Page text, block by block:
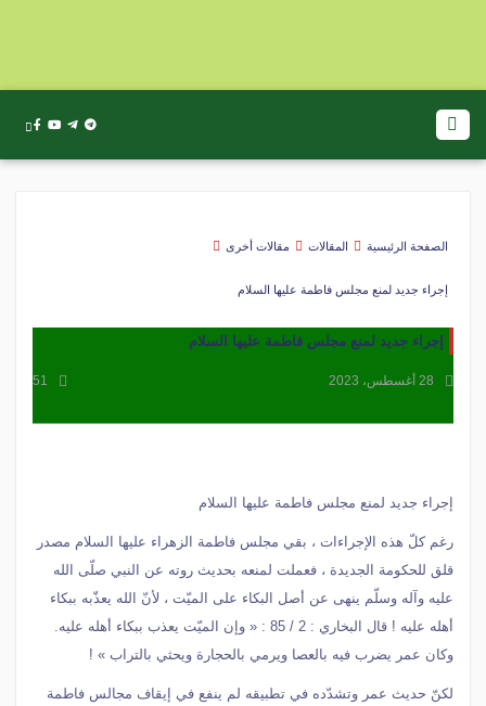
الصفحة الرئيسية المقالات مقالات أخرى
إجراء جديد لمنع مجلس فاطمة عليها السلام
إجراء جديد لمنع مجلس فاطمة عليها السلام
28 أغسطس، 2023 51
إجراء جديد لمنع مجلس فاطمة عليها السلام
رغم كلّ هذه الإجراءات ، بقي مجلس فاطمة الزهراء عليها السلام مصدر
قلق للحكومة الجديدة ، فعملت لمنعه بحديث روته عن النبي صلّى الله
عليه وآله وسلّم ينهى عن أصل البكاء على الميّت ، لأنّ الله يعذّبه ببكاء
أهله عليه ! قال البخاري : 2 / 85 : « وإن الميّت يعذب ببكاء أهله عليه.
وكان عمر يضرب فيه بالعصا ويرمي بالحجارة ويحثي بالتراب » !
لكنّ حديث عمر وتشدّده في تطبيقه لم ينفع في إيقاف مجالس فاطمة